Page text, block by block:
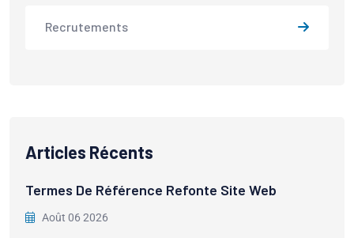
Recrutements
Articles Récents
Termes De Référence Refonte Site Web
Août 06 2026